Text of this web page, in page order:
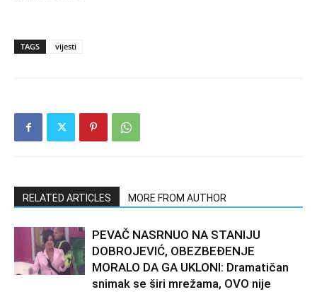
TAGS vijesti
RELATED ARTICLES MORE FROM AUTHOR
PEVAČ NASRNUO NA STANIJU
DOBROJEVIĆ, OBEZBEĐENJE
MORALO DA GA UKLONI: Dramatičan
snimak se širi mrežama, OVO nije